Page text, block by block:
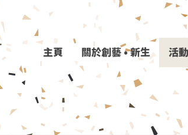
主頁 關於創藝 • 新生 活動